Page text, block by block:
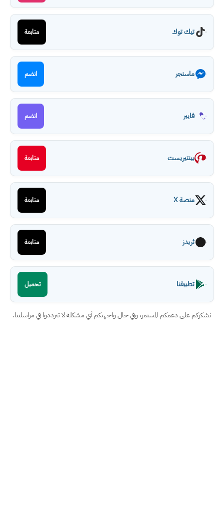
تيك توك متابعة
ماسنجر انضم
فايبر انضم
بينتيريست متابعة
منصة X متابعة
ثريدز متابعة
تطبيقنا تحميل
نشكركم على دعمكم المستمر، وفي حال واجهتكم أي مشكلة لا تترددوا في مراسلتنا.